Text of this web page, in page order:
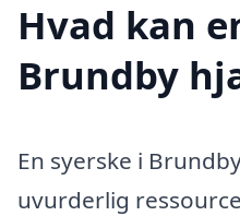
Hvad kan
Brundby
En syerske i
uvurderlig